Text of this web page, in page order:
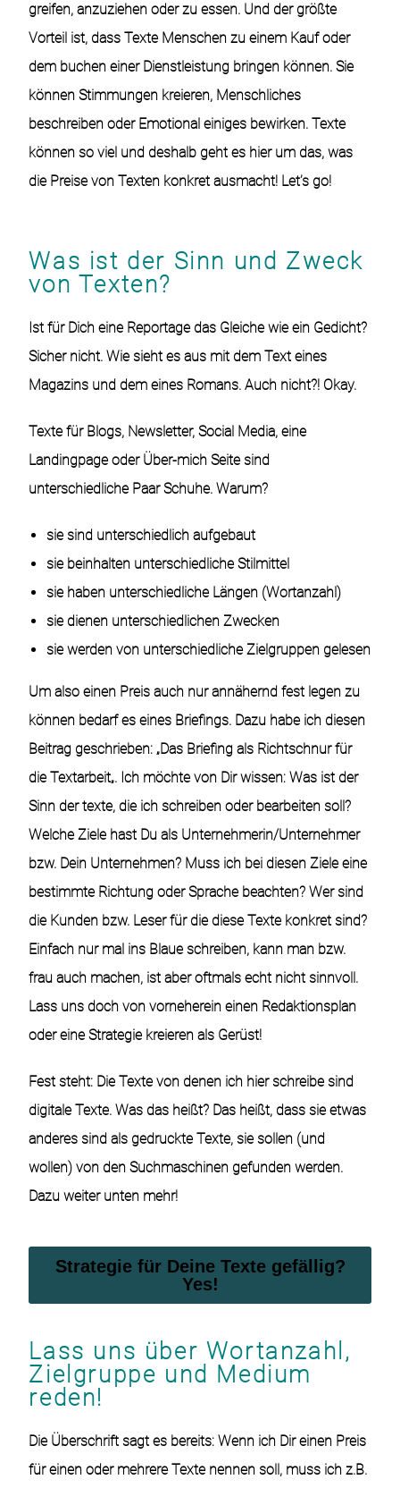
greifen, anzuziehen oder zu essen. Und der größte
Vorteil ist, dass Texte Menschen zu einem Kauf oder
dem buchen einer Dienstleistung bringen können. Sie
können Stimmungen kreieren, Menschliches
beschreiben oder Emotional einiges bewirken. Texte
können so viel und deshalb geht es hier um das, was
die Preise von Texten konkret ausmacht! Let’s go!
Was ist der Sinn und Zweck
von Texten?
Ist für Dich eine Reportage das Gleiche wie ein Gedicht?
Sicher nicht. Wie sieht es aus mit dem Text eines
Magazins und dem eines Romans. Auch nicht?! Okay.
Texte für Blogs, Newsletter, Social Media, eine
Landingpage oder Über-mich Seite sind
unterschiedliche Paar Schuhe. Warum?
sie sind unterschiedlich aufgebaut
sie beinhalten unterschiedliche Stilmittel
sie haben unterschiedliche Längen (Wortanzahl)
sie dienen unterschiedlichen Zwecken
sie werden von unterschiedliche Zielgruppen gelesen
Um also einen Preis auch nur annähernd fest legen zu
können bedarf es eines Briefings. Dazu habe ich diesen
Beitrag geschrieben: „Das Briefing als Richtschnur für
die Textarbeit„. Ich möchte von Dir wissen: Was ist der
Sinn der texte, die ich schreiben oder bearbeiten soll?
Welche Ziele hast Du als Unternehmerin/Unternehmer
bzw. Dein Unternehmen? Muss ich bei diesen Ziele eine
bestimmte Richtung oder Sprache beachten? Wer sind
die Kunden bzw. Leser für die diese Texte konkret sind?
Einfach nur mal ins Blaue schreiben, kann man bzw.
frau auch machen, ist aber oftmals echt nicht sinnvoll.
Lass uns doch von vorneherein einen Redaktionsplan
oder eine Strategie kreieren als Gerüst!
Fest steht: Die Texte von denen ich hier schreibe sind
digitale Texte. Was das heißt? Das heißt, dass sie etwas
anderes sind als gedruckte Texte, sie sollen (und
wollen) von den Suchmaschinen gefunden werden.
Dazu weiter unten mehr!
Strategie für Deine Texte gefällig?
Yes!
Lass uns über Wortanzahl,
Zielgruppe und Medium
reden!
Die Überschrift sagt es bereits: Wenn ich Dir einen Preis
für einen oder mehrere Texte nennen soll, muss ich z.B.